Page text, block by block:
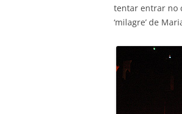
tentar entrar no
‘milagre’ de